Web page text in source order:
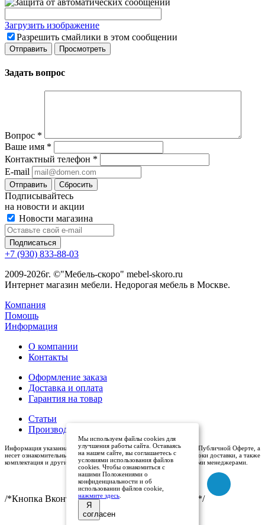
Загрузить изображение
Разрешить смайлики в этом сообщении
Задать вопрос
Вопрос *
Ваше имя *
Контактный телефон *
E-mail
Сбросить
Подписывайтесь
на новости и акции
Новости магазина
+7 (930) 833-88-03
2009-2026г. ©"Мебель-скоро" mebel-skoro.ru
Интернет магазин мебели. Недорогая мебель в Москве.
Компания
Помощь
Информация
О компании
Контакты
Оформление заказа
Доставка и оплата
Гарантия на товар
Статьи
Производители
Информация указанная на сайте (описания и цены), не относится к Публичной Оферте, а
несет ознакомительный характер. Окончательная цена, условия и сроки доставки, а также
комплектация и другие характеристики товаров - уточняются нашими менеджерами.
/*Кнопка Вконтакте (международный логотип)*/
Мы используем файлы cookies для
улучшения работы сайта. Оставаясь
на нашем сайте, вы соглашаетесь с
условиями использования файлов
cookies. Чтобы ознакомиться с
нашими Положениями о
конфиденциальности и об
использовании файлов cookie,
нажмите здесь
Я
согласен